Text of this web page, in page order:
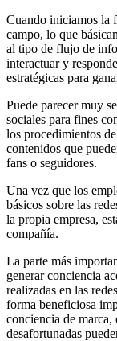
Cuando iniciamos la
campo, lo que
al tipo de flujo de
interactuar y
estratégicas para
Puede parecer muy
sociales para fines
los procedimientos
contenidos que
fans o seguidores.
Una vez que los
básicos sobre las
la propia empresa,
compañía.
La parte más
generar conciencia
realizadas en las
forma beneficiosa
conciencia de marca,
desafortunadas